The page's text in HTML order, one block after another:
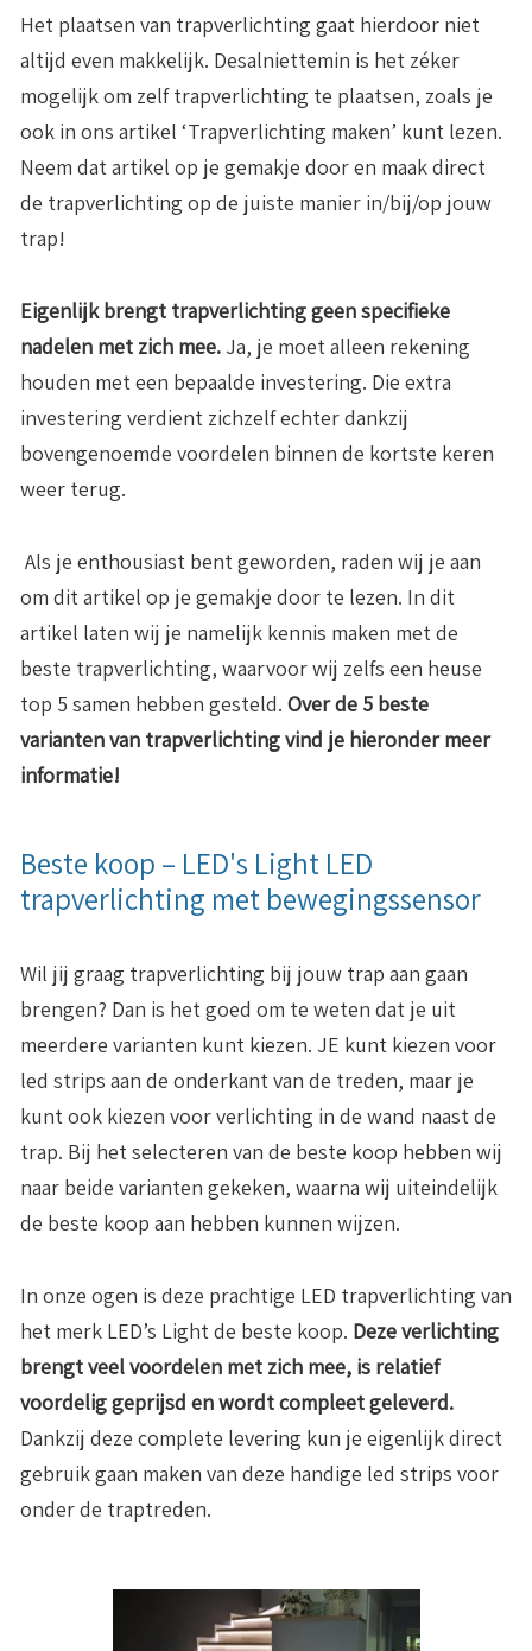
Het plaatsen van trapverlichting gaat hierdoor niet
altijd even makkelijk. Desalniettemin is het zéker
mogelijk om zelf trapverlichting te plaatsen, zoals je
ook in ons artikel ‘Trapverlichting maken’ kunt lezen.
Neem dat artikel op je gemakje door en maak direct
de trapverlichting op de juiste manier in/bij/op jouw
trap!
Eigenlijk brengt trapverlichting geen specifieke
nadelen met zich mee. Ja, je moet alleen rekening
houden met een bepaalde investering. Die extra
investering verdient zichzelf echter dankzij
bovengenoemde voordelen binnen de kortste keren
weer terug.
Als je enthousiast bent geworden, raden wij je aan
om dit artikel op je gemakje door te lezen. In dit
artikel laten wij je namelijk kennis maken met de
beste trapverlichting, waarvoor wij zelfs een heuse
top 5 samen hebben gesteld. Over de 5 beste
varianten van trapverlichting vind je hieronder meer
informatie!
Beste koop – LED's Light LED
trapverlichting met bewegingssensor
Wil jij graag trapverlichting bij jouw trap aan gaan
brengen? Dan is het goed om te weten dat je uit
meerdere varianten kunt kiezen. JE kunt kiezen voor
led strips aan de onderkant van de treden, maar je
kunt ook kiezen voor verlichting in de wand naast de
trap. Bij het selecteren van de beste koop hebben wij
naar beide varianten gekeken, waarna wij uiteindelijk
de beste koop aan hebben kunnen wijzen.
In onze ogen is deze prachtige LED trapverlichting van
het merk LED’s Light de beste koop. Deze verlichting
brengt veel voordelen met zich mee, is relatief
voordelig geprijsd en wordt compleet geleverd.
Dankzij deze complete levering kun je eigenlijk direct
gebruik gaan maken van deze handige led strips voor
onder de traptreden.